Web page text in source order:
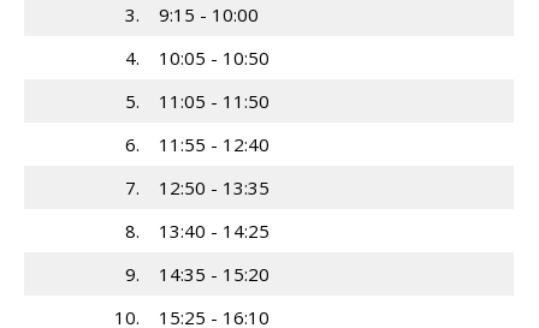
3.
9:15 - 10:00
4.
10:05 - 10:50
5.
11:05 - 11:50
6.
11:55 - 12:40
7.
12:50 - 13:35
8.
13:40 - 14:25
9.
14:35 - 15:20
10.
15:25 - 16:10